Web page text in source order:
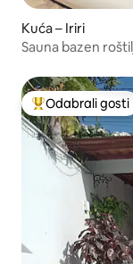
Kuća – Iriri
Sauna bazen
Među najviše
Odabrali gosti